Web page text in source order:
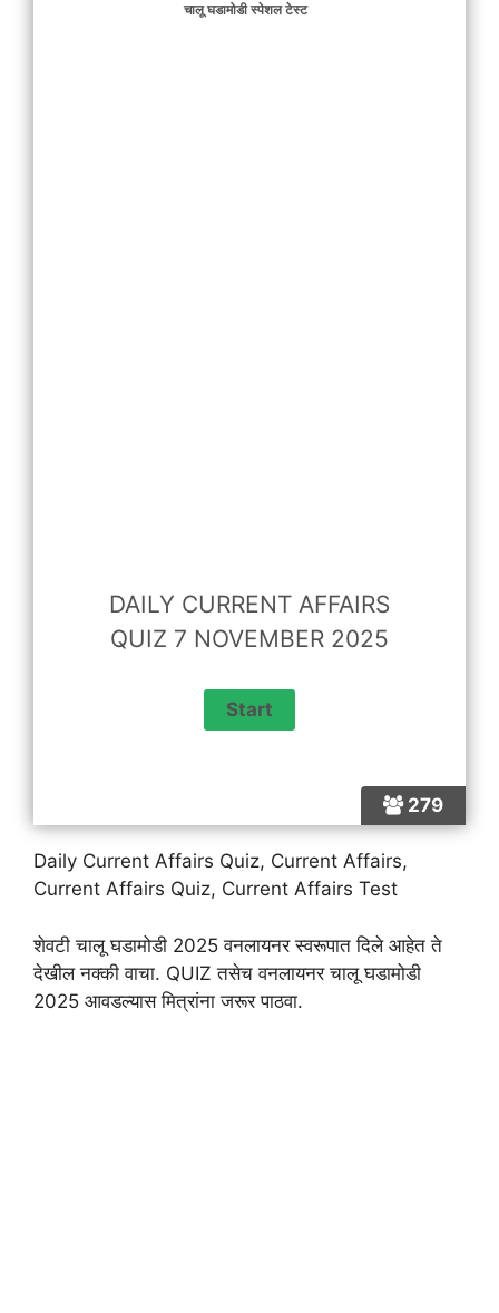
279
चालू घडामोडी स्पेशल टेस्ट
DAILY CURRENT AFFAIRS
QUIZ 7 NOVEMBER 2025
Daily Current Affairs Quiz, Current Affairs,
Current Affairs Quiz, Current Affairs Test
शेवटी चालू घडामोडी 2025 वनलायनर स्वरूपात दिले आहेत ते
देखील नक्की वाचा. QUIZ तसेच वनलायनर चालू घडामोडी
2025 आवडल्यास मित्रांना जरूर पाठवा.